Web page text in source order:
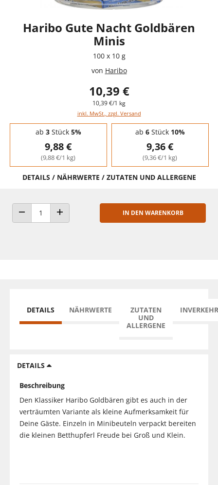
Haribo Gute Nacht Goldbären
Minis
100 x 10 g
von Haribo
10,39 €
10,39 €/1 kg
inkl. MwSt., zzgl. Versand
Staffelpreise - Mengenrabatt
ab 3Stück 5%
9,88 €
(9,88 €/1 kg)
ab 6Stück 10%
9,36 €
(9,36 €/1 kg)
DETAILS / NÄHRWERTE / ZUTATEN UND ALLERGENE
ANZAHL VERRINGERNANZAHL ERHÖHEN
IN DEN WARENKORB
DETAILS NÄHRWERTE
ZUTATEN
UND
ALLERGENE
DETAILS
Beschreibung
Den Klassiker Haribo Goldbären gibt es auch in der
verträumten Variante als kleine Aufmerksamkeit für
Deine Gäste. Einzeln in Minibeuteln verpackt bereiten
die kleinen Betthupferl Freude bei Groß und Klein.